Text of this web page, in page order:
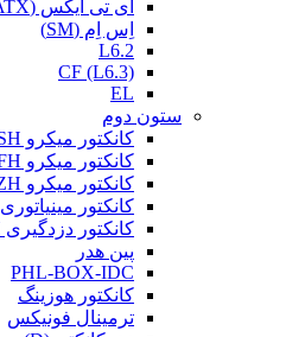
ای تی ایکس (ATX)
اِس اِم (SM)
L6.2
CF (L6.3)
EL
ستون دوم
کانکتور میکرو 1MM SH
کانکتور میکرو 1.25MM FH
کانکتور میکرو 1.5MM ZH
کانکتور مینیاتوری 2MM PH
کانکتور دزدگیری XH
پین هدر
PHL-BOX-IDC
کانکتور هوزینگ
ترمینال فونیکس